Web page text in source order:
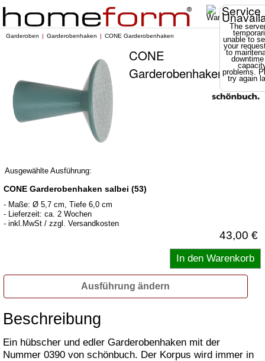
Service
The
unable to
your
to
problems.
try again
Garderoben Garderobenhaken CONE Garderobenhaken
CONE
Garderobenhaken
Ausgewählte Ausführung:
CONE Garderobenhaken salbei (53)
- Maße: Ø 5,7 cm, Tiefe 6,0 cm
- Lieferzeit: ca. 2 Wochen
- inkl.MwSt / zzgl. Versandkosten
43,00 €
Ausführung ändern
Beschreibung
Ein hübscher und edler Garderobenhaken mit der
Nummer 0390 von schönbuch. Der Korpus wird immer in